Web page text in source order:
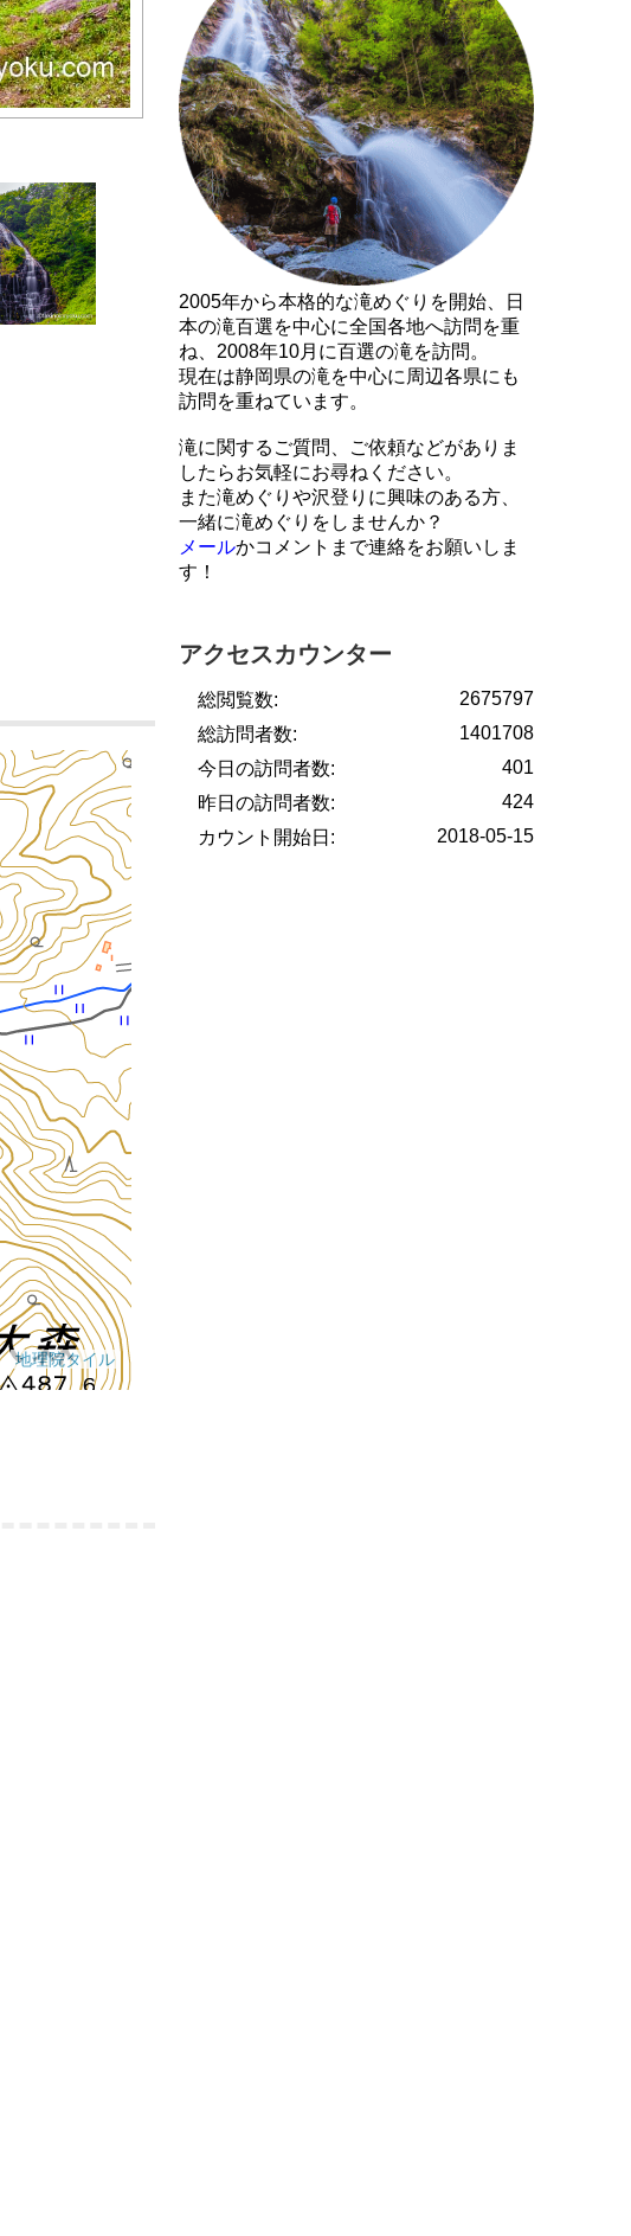
2005年から本格的な滝めぐりを開始、日
本の滝百選を中心に全国各地へ訪問を重
ね、2008年10月に百選の滝を訪問。
現在は静岡県の滝を中心に周辺各県にも
訪問を重ねています。
滝に関するご質問、ご依頼などがありま
したらお気軽にお尋ねください。
また滝めぐりや沢登りに興味のある方、
一緒に滝めぐりをしませんか？
メールかコメントまで連絡をお願いしま
す！
アクセスカウンター
2675797
総閲覧数:
1401708
総訪問者数:
401
今日の訪問者数:
424
昨日の訪問者数:
2018-05-15
カウント開始日: